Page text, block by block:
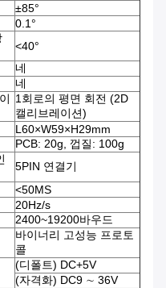
±85°
0.1°
<40°
네
네
1회로의 평면 회전 (2D
캘리브레이션)
L60×W59×H29mm
PCB: 20g, 껍질: 100g
5PIN 연결기
<50MS
20Hz/s
2400~19200바우드
바이너리 고성능 프로토
콜
(디폴트) DC+5V
(자격화) DC9 ∼ 36V